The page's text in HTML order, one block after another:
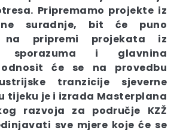
Pripremamo projekte iz
suradnje, bit će puno
na pripremi projekata iz
sporazuma i glavnina
će se na provedbu
tranzicije sjeverne
tijeku je i izrada Masterplana
razvoja za područje KZŽ
sve mjere koje će se